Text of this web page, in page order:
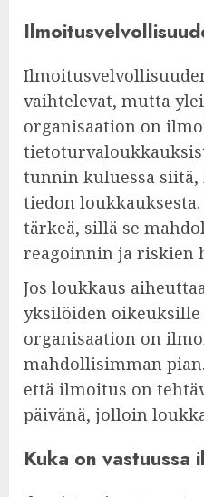
vaihtelevat, mutta
organisaation on
tunnin kuluessa siitä,
tiedon
tärkeä, sillä se
reagoinnin ja riskien
Jos loukkaus
yksilöiden oikeuksille
organisaation on
mahdollisimman
että ilmoitus on
päivänä, jolloin
Kuka on vastuussa